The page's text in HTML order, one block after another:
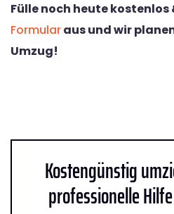
Fülle noch heute
Formularaus und wir
Umzug!
Kostengünstig
professionelle